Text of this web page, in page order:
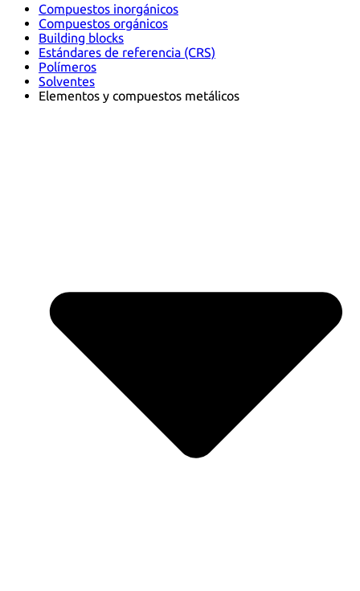
Compuestos inorgánicos
Compuestos orgánicos
Building blocks
Estándares de referencia (CRS)
Polímeros
Solventes
Elementos y compuestos metálicos